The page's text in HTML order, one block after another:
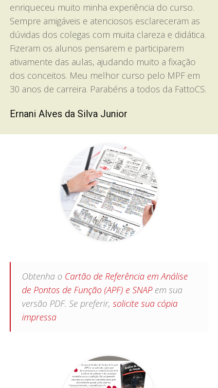
enriqueceu muito minha experiência do curso.
Sempre amigáveis e atenciosos esclareceram as
dúvidas dos colegas com muita clareza e didática.
Fizeram os alunos pensarem e participarem
ativamente das aulas, ajudando muito a fixação
dos conceitos. Meu melhor curso pelo MPF em
30 anos de carreira. Parabéns a todos da FattoCS.
Ernani Alves da Silva Junior
Obtenha o Cartão de Referência em Análise
de Pontos de Função (APF) e SNAP em sua
versão PDF. Se preferir, solicite sua cópia
impressa